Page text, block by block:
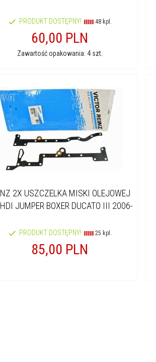
PRODUKT DOSTĘPNY! 48 kpl.
60,00 PLN
Zawartość opakowania: 4 szt.
2X USZCZELKA MISKI OLEJOWEJ
JUMPER BOXER DUCATO III 2006-
PRODUKT DOSTĘPNY! 25 kpl.
85,00 PLN